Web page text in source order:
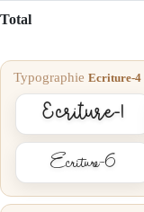
Typographie Ecriture-4
Ecriture-1
Ecriture-6
Total